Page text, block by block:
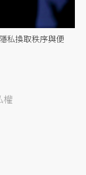
私換取秩序與便
權